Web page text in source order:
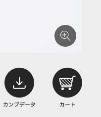
カンプデータ カート